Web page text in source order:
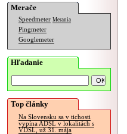
Merače
Speedmeter Merania
Pingmeter
Googlemeter
Hľadanie
Top články
Na Slovensku sa v tichosti
vypína ADSL v lokalitách s
VDSL, už 31. mája